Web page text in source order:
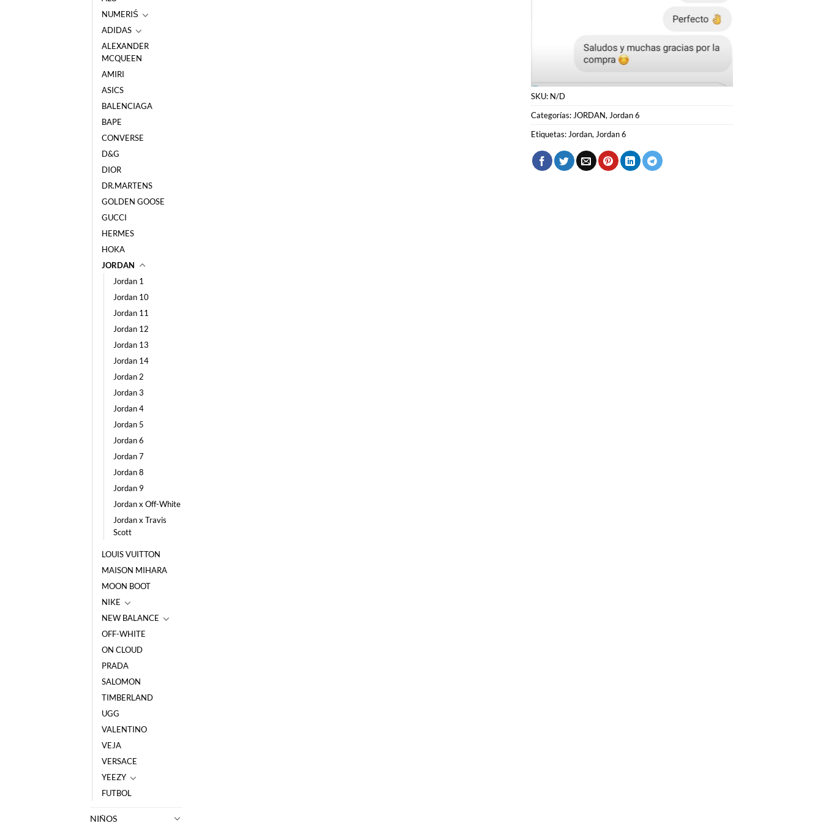
NUMERIŚ
ADIDAS
ALEXANDER
MCQUEEN
AMIRI
ASICS
BALENCIAGA
BAPE
CONVERSE
D&G
DIOR
DR.MARTENS
GOLDEN GOOSE
GUCCI
HERMES
HOKA
JORDAN
Jordan 1
Jordan 10
Jordan 11
Jordan 12
Jordan 13
Jordan 14
Jordan 2
Jordan 3
Jordan 4
Jordan 5
Jordan 6
Jordan 7
Jordan 8
Jordan 9
Jordan x Off-White
Jordan x Travis
Scott
LOUIS VUITTON
MAISON MIHARA
MOON BOOT
NIKE
NEW BALANCE
OFF-WHITE
ON CLOUD
PRADA
SALOMON
TIMBERLAND
UGG
VALENTINO
VEJA
VERSACE
YEEZY
FUTBOL
NIÑOS
SKU:
N/D
Etiquetas: Jordan,Jordan 6